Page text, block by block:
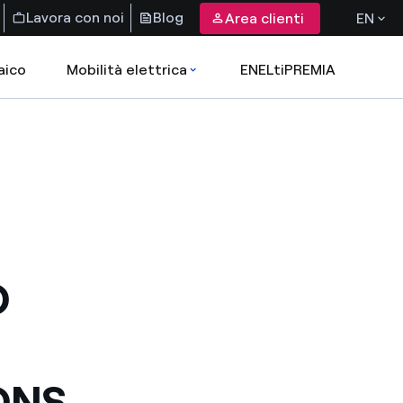
Lavora con noi Blog Area clienti EN
Mobilità elettrica ENELtiPREMIA